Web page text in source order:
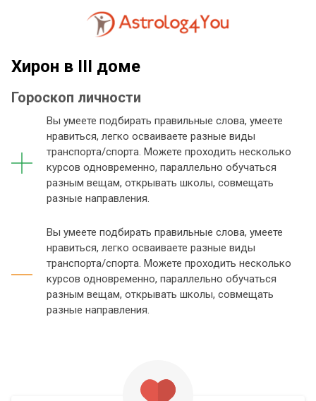
Хирон в III доме
Гороскоп личности
Вы умеете подбирать правильные слова, умеете
нравиться, легко осваиваете разные виды
транспорта/спорта. Можете проходить несколько
курсов одновременно, параллельно обучаться
разным вещам, открывать школы, совмещать
разные направления.
Вы умеете подбирать правильные слова, умеете
нравиться, легко осваиваете разные виды
транспорта/спорта. Можете проходить несколько
курсов одновременно, параллельно обучаться
разным вещам, открывать школы, совмещать
разные направления.